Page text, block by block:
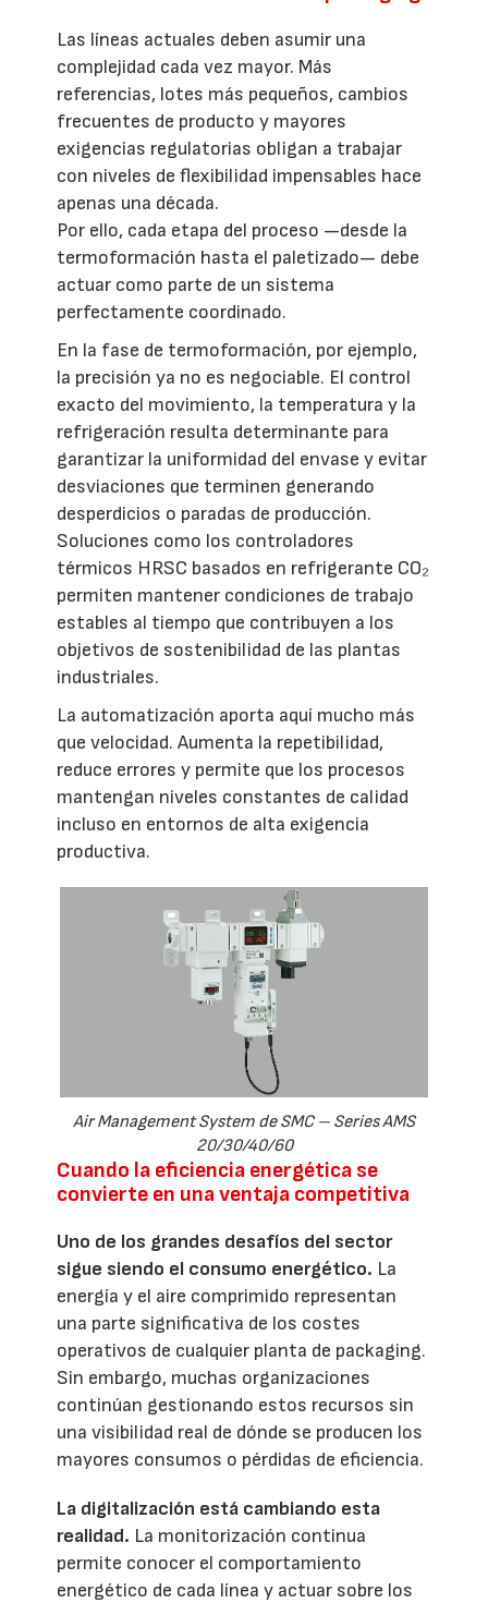
Las líneas actuales deben asumir una
complejidad cada vez mayor. Más
referencias, lotes más pequeños, cambios
frecuentes de producto y mayores
exigencias regulatorias obligan a trabajar
con niveles de flexibilidad impensables hace
apenas una década.
Por ello, cada etapa del proceso —desde la
termoformación hasta el paletizado— debe
actuar como parte de un sistema
perfectamente coordinado.
En la fase de termoformación, por ejemplo,
la precisión ya no es negociable. El control
exacto del movimiento, la temperatura y la
refrigeración resulta determinante para
garantizar la uniformidad del envase y evitar
desviaciones que terminen generando
desperdicios o paradas de producción.
Soluciones como los controladores
térmicos HRSC basados en refrigerante CO₂
permiten mantener condiciones de trabajo
estables al tiempo que contribuyen a los
objetivos de sostenibilidad de las plantas
industriales.
La automatización aporta aquí mucho más
que velocidad. Aumenta la repetibilidad,
reduce errores y permite que los procesos
mantengan niveles constantes de calidad
incluso en entornos de alta exigencia
productiva.
Air Management System de SMC – Series AMS
20/30/40/60
Cuando la eficiencia energética se
convierte en una ventaja competitiva
Uno de los grandes desafíos del sector
sigue siendo el consumo energético. La
energía y el aire comprimido representan
una parte significativa de los costes
operativos de cualquier planta de packaging.
Sin embargo, muchas organizaciones
continúan gestionando estos recursos sin
una visibilidad real de dónde se producen los
mayores consumos o pérdidas de eficiencia.
La digitalización está cambiando esta
realidad. La monitorización continua
permite conocer el comportamiento
energético de cada línea y actuar sobre los